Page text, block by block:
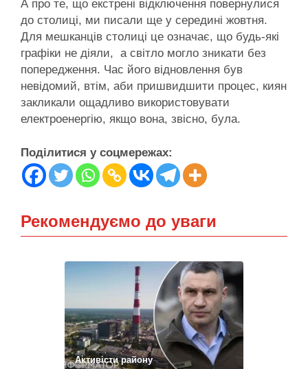
А про те, що екстрені відключення повернулися
до столиці, ми писали ще у середині жовтня.
Для мешканців столиці це означає, що будь-які
графіки не діяли, а світло могло зникати без
попередження. Час його відновлення був
невідомий, втім, аби пришвидшити процес, киян
закликали ощадливо використовувати
електроенергію, якщо вона, звісно, була.
Поділитися у соцмережах:
Рекомендуємо до уваги
Активісти району